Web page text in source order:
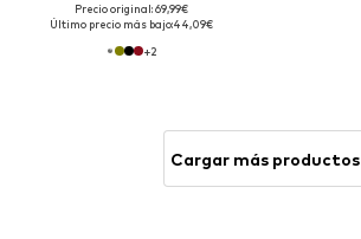
Precio original: 69,99€
Último precio más bajo:44,09€
+2
Cargar más productos